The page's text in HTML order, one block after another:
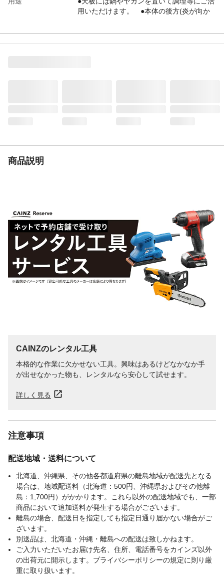
用いただけます。 ●本体の後方(炎が向か
重量
商品説明
CAINZのレンタル工具
本格的な作業に欠かせない工具。興味はあるけどなかなか手
が出せなかった物も、レンタルなら安心して試せます。
詳しく見る
注意事項
配送地域・送料について
北海道、沖縄県、その他各都道府県の離島地域が配送先となる
場合は、地域配送料（北海道：500円、沖縄県およびその他離
島：1,700円）がかかります。これら以外の配送地域でも、一部
商品において追加送料が発生する場合がございます。
離島の場合、配送日を指定しても指定日通り届かない場合がご
ざいます。
別送品は、北海道・沖縄・離島への配送は致しかねます。
ご入力いただいたお届け先名、住所、電話番号をカインズ以外
の出荷元に開示します。プライバシーポリシーの規定に則り厳
重に取り扱います。